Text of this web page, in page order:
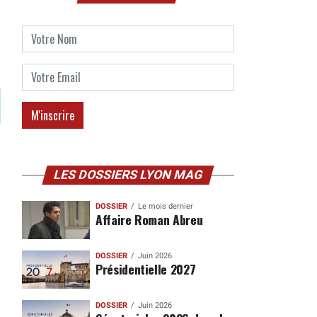
LES DOSSIERS LYON MAG
DOSSIER Le mois dernier
Affaire Roman Abreu
DOSSIER Juin 2026
Présidentielle 2027
DOSSIER Juin 2026